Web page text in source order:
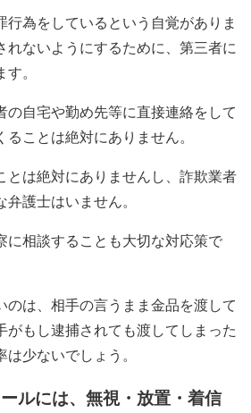
行為をしているという自覚がありま
れないようにするために、第三者に
。
の自宅や勤め先等に直接連絡をして
ことは絶対にありません。
とは絶対にありませんし、詐欺業者
護士はいません。
に相談することも大切な対応策で
のは、相手の言うまま金品を渡して
がもし逮捕されても渡してしまった
少ないでしょう。
ルには、無視・放置・着信